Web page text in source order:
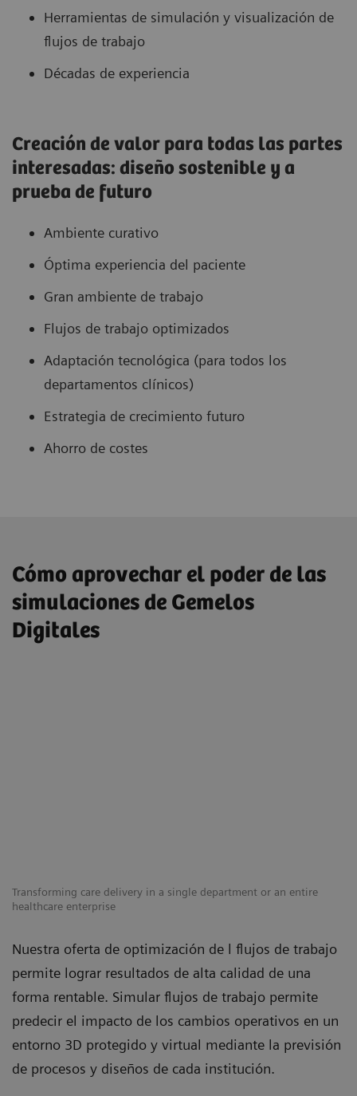
Herramientas de simulación y visualización de
flujos de trabajo
Décadas de experiencia
Creación de valor para todas las partes
interesadas: diseño sostenible y a
prueba de futuro
Ambiente curativo
Óptima experiencia del paciente
Gran ambiente de trabajo
Flujos de trabajo optimizados
Adaptación tecnológica (para todos los
departamentos clínicos)
Estrategia de crecimiento futuro
Ahorro de costes
Cómo aprovechar el poder de las
simulaciones de Gemelos
Digitales
Transforming care delivery in a single department or an entire
healthcare enterprise
Nuestra oferta de optimización de l flujos de trabajo
permite lograr resultados de alta calidad de una
forma rentable. Simular flujos de trabajo permite
predecir el impacto de los cambios operativos en un
entorno 3D protegido y virtual mediante la previsión
de procesos y diseños de cada institución.